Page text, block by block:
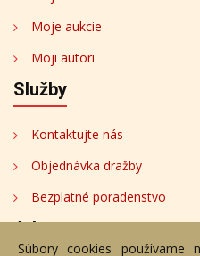
Moje aukcie
Moji autori
Služby
Kontaktujte nás
Objednávka dražby
Bezplatné poradenstvo
Adresa
Súbory cookies používame